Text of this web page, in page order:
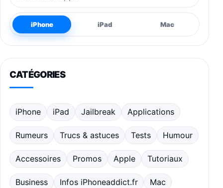
iPhone iPad Mac
CATÉGORIES
iPhone iPad Jailbreak Applications
Rumeurs Trucs & astuces Tests Humour
Accessoires Promos Apple Tutoriaux
Business Infos iPhoneaddict.fr Mac